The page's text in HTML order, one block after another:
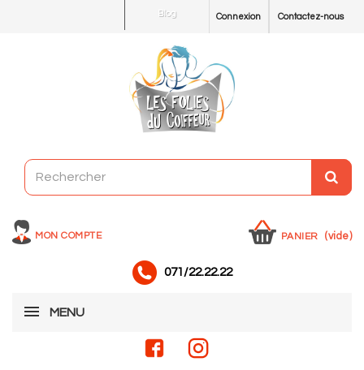
Contactez-nous
Connexion
Blog
MON COMPTE PANIER (vide)
071/22.22.22
MENU